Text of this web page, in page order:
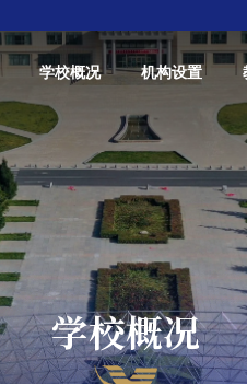
学校概况 机构设置
学校概况